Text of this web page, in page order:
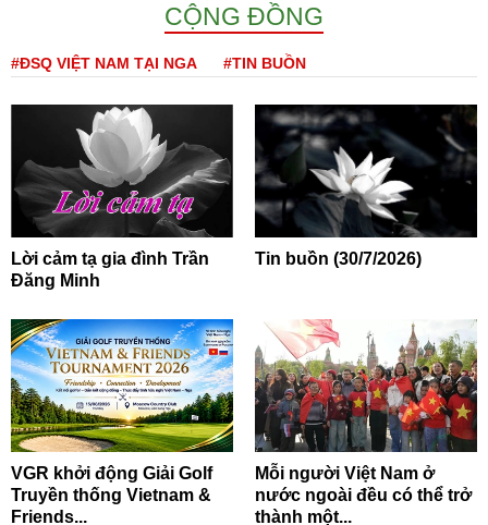
CỘNG ĐỒNG
#ĐSQ VIỆT NAM TẠI NGA #TIN BUỒN
Lời cảm tạ gia đình Trần
Đăng Minh
Tin buồn (30/7/2026)
VGR khởi động Giải Golf
Truyền thống Vietnam &
Friends...
Mỗi người Việt Nam ở
nước ngoài đều có thể trở
thành một...